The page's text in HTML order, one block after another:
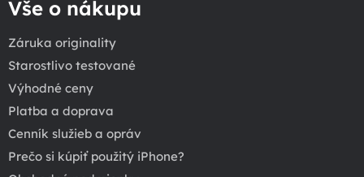
Vše o nákupu
Záruka originality
Starostlivo testované
Výhodné ceny
Platba a doprava
Cenník služieb a opráv
Prečo si kúpiť použitý iPhone?